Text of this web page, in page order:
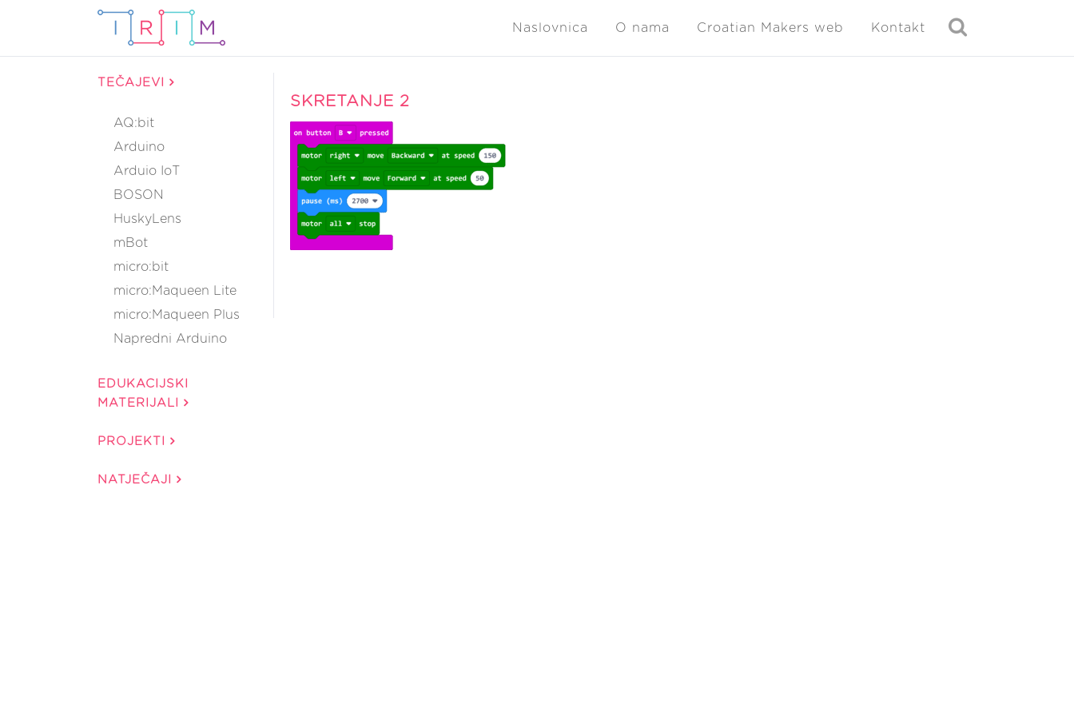
Naslovnica O nama Croatian Makers web Kontakt
TEČAJEVI
AQ:bit
Arduino
Arduio IoT
BOSON
HuskyLens
mBot
micro:bit
micro:Maqueen Lite
micro:Maqueen Plus
Napredni Arduino
EDUKACIJSKI
MATERIJALI
PROJEKTI
NATJEČAJI
SKRETANJE 2